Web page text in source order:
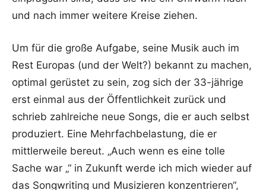
und nach immer weitere Kreise ziehen.
Um für die große Aufgabe, seine Musik auch im
Rest Europas (und der Welt?) bekannt zu machen,
optimal gerüstet zu sein, zog sich der 33-jährige
erst einmal aus der Öffentlichkeit zurück und
schrieb zahlreiche neue Songs, die er auch selbst
produziert. Eine Mehrfachbelastung, die er
mittlerweile bereut. „Auch wenn es eine tolle
Sache war „“ in Zukunft werde ich mich wieder auf
das Songwriting und Musizieren konzentrieren“,